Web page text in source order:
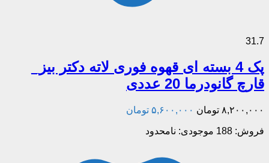
31.7
پک 4 بسته ای قهوه فوری لاته دکتر بیز_
قارچ گانودرما 20 عددی
۸,۲۰۰,۰۰۰ تومان ۵,۶۰۰,۰۰۰ تومان
فروش: 188 موجودی: نامحدود